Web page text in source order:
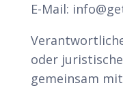
E-Mail:
oder
gemeinsam